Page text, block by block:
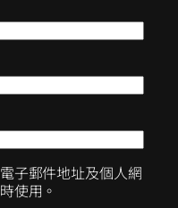
子郵件地址及個人網
使用。